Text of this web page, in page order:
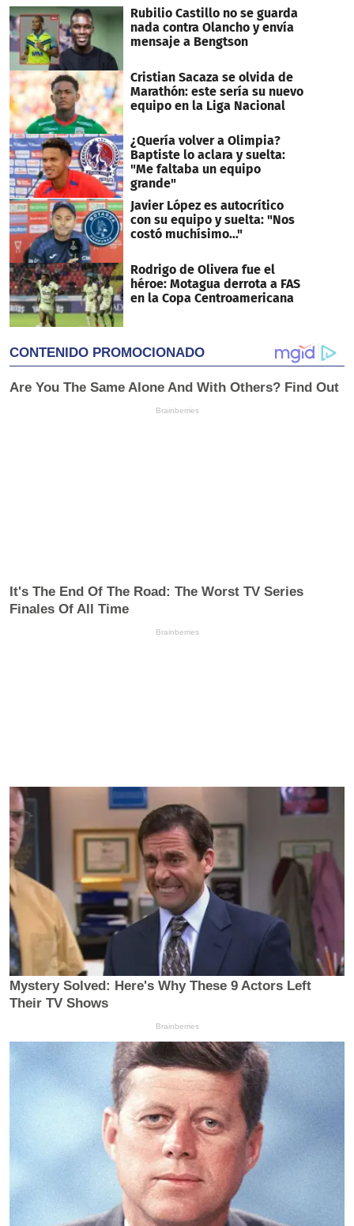
Rubilio Castillo no se guarda
nada contra Olancho y envía
mensaje a Bengtson
Cristian Sacaza se olvida de
Marathón: este sería su nuevo
equipo en la Liga Nacional
¿Quería volver a Olimpia?
Baptiste lo aclara y suelta:
"Me faltaba un equipo
grande"
Javier López es autocrítico
con su equipo y suelta: "Nos
costó muchísimo..."
Rodrigo de Olivera fue el
héroe: Motagua derrota a FAS
en la Copa Centroamericana